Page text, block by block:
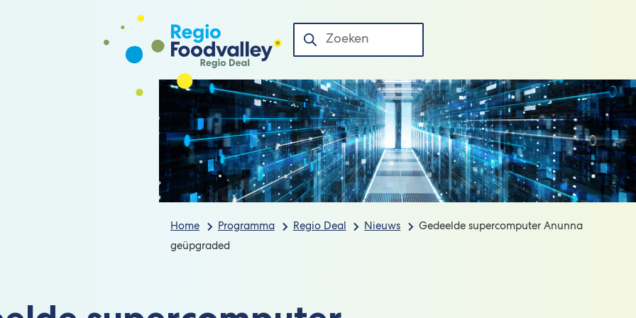
Nieuws FAQ
Regio
II
Zoeken
Home Programma Regio Deal Nieuws
Gedeelde supercomputer Anunna
geüpgraded